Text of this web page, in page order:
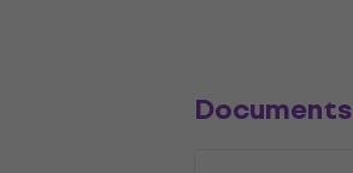
Documents